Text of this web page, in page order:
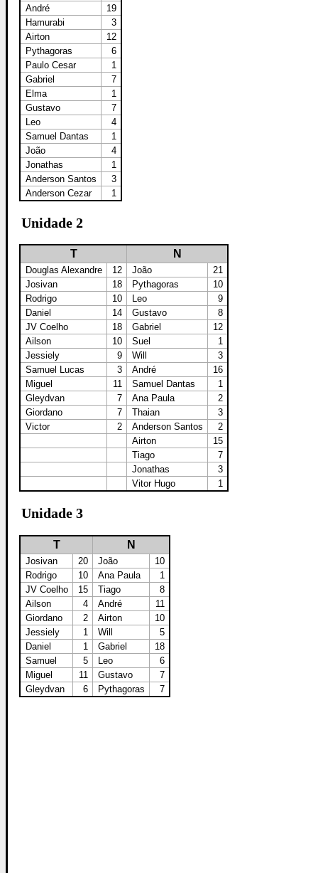
André
19
Hamurabi
3
Airton
12
Pythagoras
6
Paulo Cesar
1
Gabriel
7
Elma
1
Gustavo
7
Leo
4
Samuel Dantas
1
João
4
Jonathas
1
Anderson Santos
3
Anderson Cezar
1
Unidade 2
T N
Douglas Alexandre 12 João
21
Josivan
18 Pythagoras
10
Rodrigo
10 Leo
9
Daniel
14 Gustavo
8
JV Coelho
18 Gabriel
12
Ailson
10 Suel
1
Jessiely
9 Will
3
Samuel Lucas
3 André
16
Miguel
11 Samuel Dantas
1
Gleydvan
7 Ana Paula
2
Giordano
7 Thaian
3
Victor
2 Anderson Santos
2
Airton
15
Tiago
7
Jonathas
3
Vitor Hugo
1
Unidade 3
T N
Josivan 20 João
10
Rodrigo
10 Ana Paula
1
JV Coelho
15 Tiago
8
Ailson
4 André
11
Giordano
2 Airton
10
Jessiely
1 Will
5
Daniel
1 Gabriel
18
Samuel
5 Leo
6
Miguel
11 Gustavo
7
Gleydvan
6 Pythagoras 7